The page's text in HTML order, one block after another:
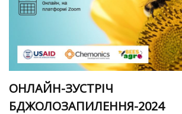
ОНЛАЙН-ЗУСТРІЧ
БДЖОЛОЗАПИЛЕННЯ-2024